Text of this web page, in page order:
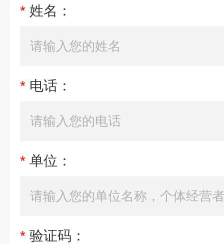
* 姓名：
* 电话：
* 单位：
* 验证码：